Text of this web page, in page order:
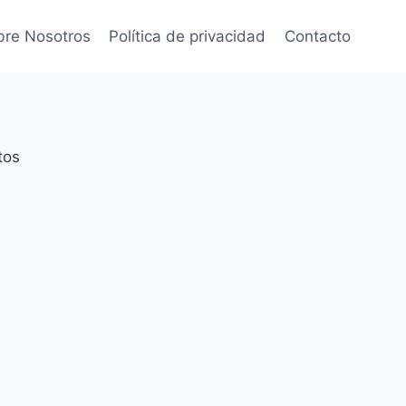
Nosotros Política de privacidad Contacto